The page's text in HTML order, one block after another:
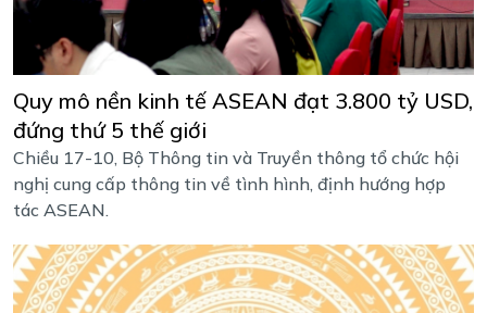
Quy mô nền kinh tế ASEAN đạt 3.800 tỷ USD,
đứng thứ 5 thế giới
Chiều 17-10, Bộ Thông tin và Truyền thông tổ chức hội
nghị cung cấp thông tin về tình hình, định hướng hợp
tác ASEAN.